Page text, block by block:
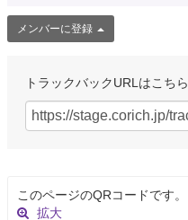
メンバーに登録
トラックバックURLはこちら
このページのQRコードです。
拡大